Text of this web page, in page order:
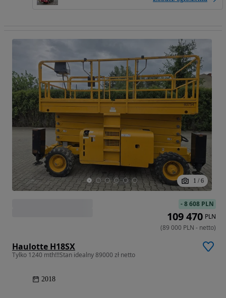
1 / 6
Haulotte H18SX
Tylko 1240 mth!!!Stan idealny 89000 zł netto
2018
-8 608 PLN
109 470 PLN
(89 000 PLN - netto)